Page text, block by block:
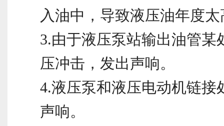
入油中，导致液压油年度
3.由于液压泵站输出油管某
压冲击，发出声响。
4.液压泵和液压电动机链接
声响。